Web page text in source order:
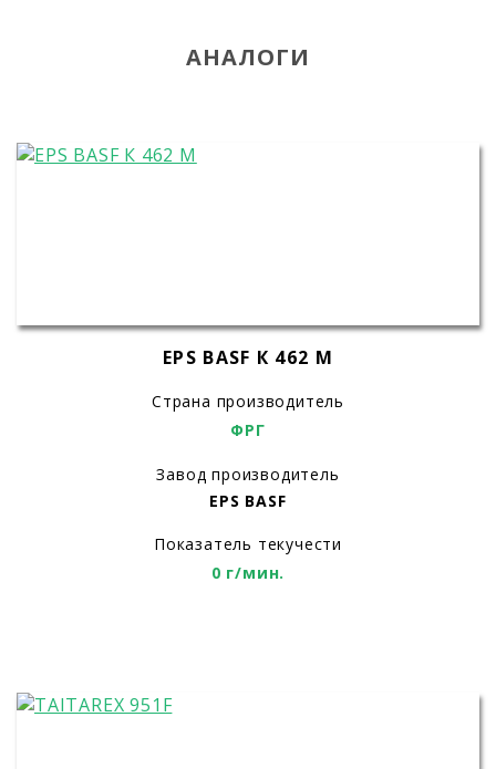
АНАЛОГИ
EPS BASF К 462 М
Страна производитель
ФРГ
Завод производитель
EPS BASF
Показатель текучести
0 г/мин.